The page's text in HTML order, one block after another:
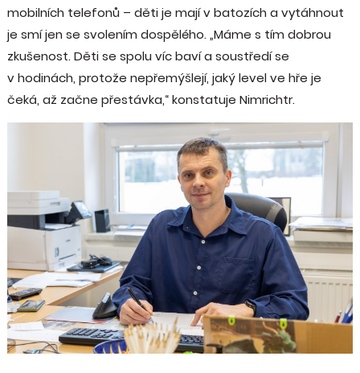
mobilních telefonů – děti je mají v batozích a vytáhnout
je smí jen se svolením dospělého. „Máme s tím dobrou
zkušenost. Děti se spolu víc baví a soustředí se
v hodinách, protože nepřemýšlejí, jaký level ve hře je
čeká, až začne přestávka,“ konstatuje Nimrichtr.